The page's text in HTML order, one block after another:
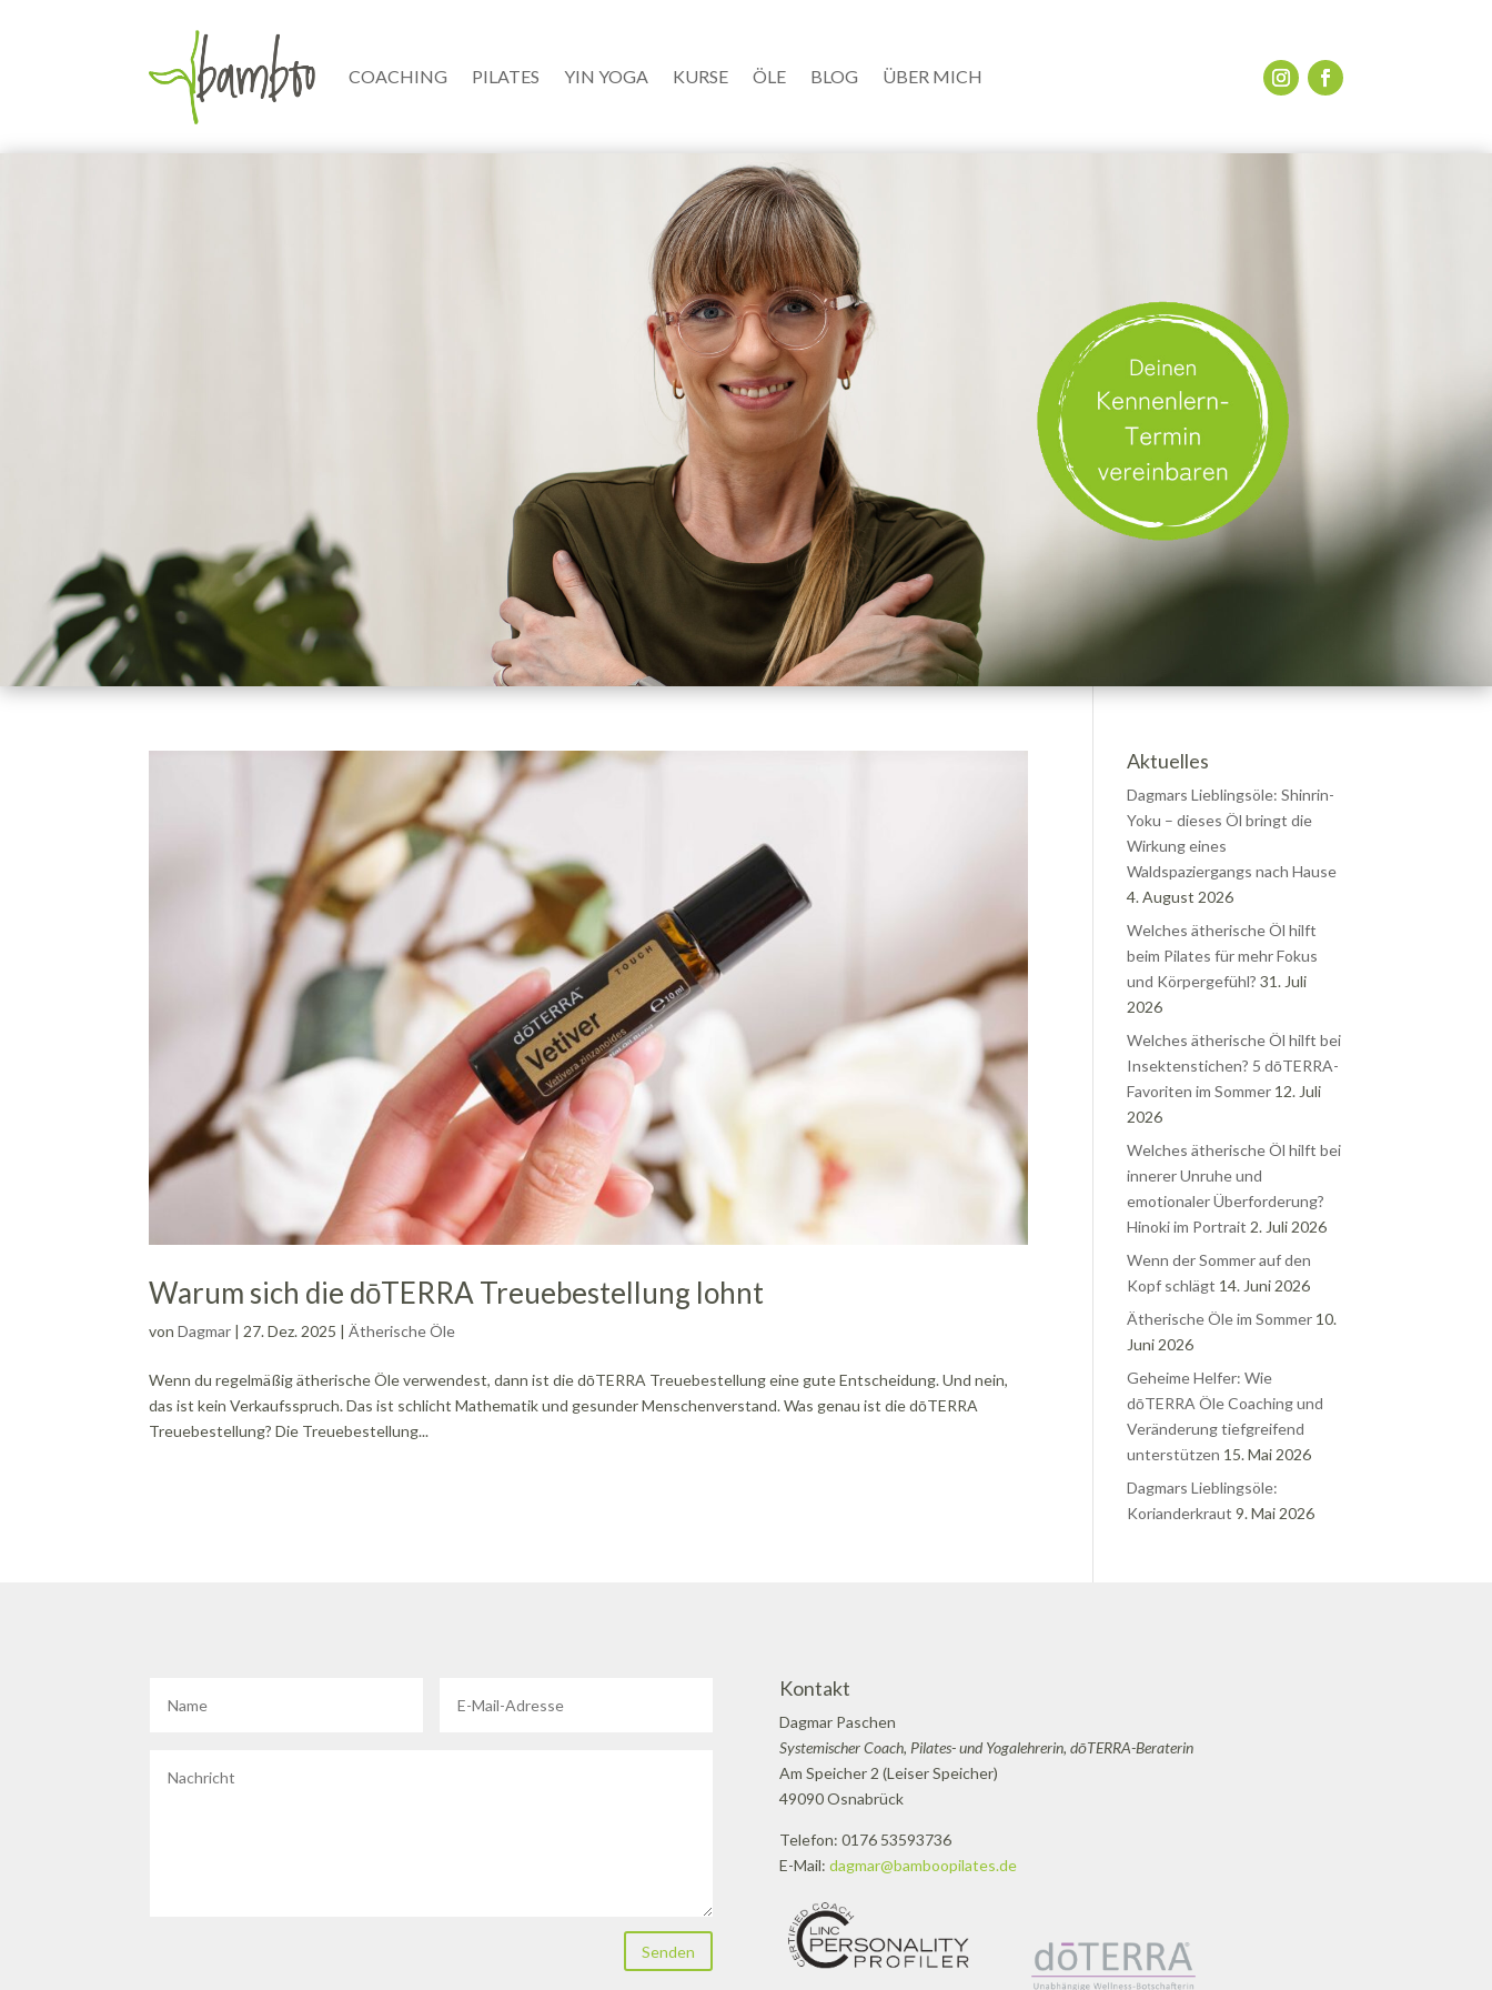
COACHING PILATES YIN YOGA KURSE ÖLE BLOG ÜBER MICH
Warum sich die dōTERRA Treuebestellung lohnt
vonDagmar | 27. Dez. 2025 |Ätherische Öle
Wenn du regelmäßig ätherische Öle verwendest, dann ist die dōTERRA Treuebestellung eine gute Entscheidung. Und nein,
das ist kein Verkaufsspruch. Das ist schlicht Mathematik und gesunder Menschenverstand. Was genau ist die dōTERRA
Treuebestellung? Die Treuebestellung...
Aktuelles
Dagmars Lieblingsöle: Shinrin-
Yoku – dieses Öl bringt die
Wirkung eines
Waldspaziergangs nach Hause
4. August 2026
Welches ätherische Öl hilft
beim Pilates für mehr Fokus
und Körpergefühl? 31. Juli
2026
Welches ätherische Öl hilft bei
Insektenstichen? 5 dōTERRA-
Favoriten im Sommer 12. Juli
2026
Welches ätherische Öl hilft bei
innerer Unruhe und
emotionaler Überforderung?
Hinoki im Portrait 2. Juli 2026
Wenn der Sommer auf den
Kopf schlägt 14. Juni 2026
Ätherische Öle im Sommer 10.
Juni 2026
Geheime Helfer: Wie
dōTERRA Öle Coaching und
Veränderung tiefgreifend
unterstützen 15. Mai 2026
Dagmars Lieblingsöle:
Korianderkraut 9. Mai 2026
Senden
Kontakt
Dagmar Paschen
Systemischer Coach, Pilates- und Yogalehrerin, dōTERRA-Beraterin
Am Speicher 2 (Leiser Speicher)
49090 Osnabrück
Telefon: 0176 53593736
E-Mail: dagmar@bamboopilates.de